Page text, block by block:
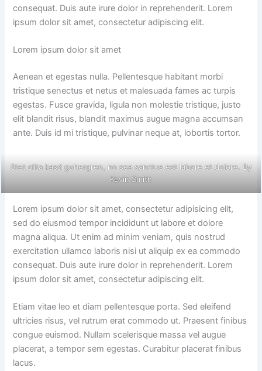
consequat. Duis aute irure dolor in reprehenderit. Lorem
ipsum dolor sit amet, consectetur adipiscing elit.
Lorem ipsum dolor sit amet
Aenean et egestas nulla. Pellentesque habitant morbi
tristique senectus et netus et malesuada fames ac turpis
egestas. Fusce gravida, ligula non molestie tristique, justo
elit blandit risus, blandit maximus augue magna accumsan
ante. Duis id mi tristique, pulvinar neque at, lobortis tortor.
Stet clita kasd gubergren, no sea sanctus est labore et dolore. By
Kevin Smith
Lorem ipsum dolor sit amet, consectetur adipisicing elit,
sed do eiusmod tempor incididunt ut labore et dolore
magna aliqua. Ut enim ad minim veniam, quis nostrud
exercitation ullamco laboris nisi ut aliquip ex ea commodo
consequat. Duis aute irure dolor in reprehenderit. Lorem
ipsum dolor sit amet, consectetur adipiscing elit.
Etiam vitae leo et diam pellentesque porta. Sed eleifend
ultricies risus, vel rutrum erat commodo ut. Praesent finibus
congue euismod. Nullam scelerisque massa vel augue
placerat, a tempor sem egestas. Curabitur placerat finibus
lacus.